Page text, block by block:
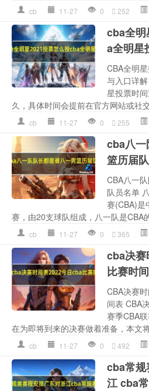
cb 11-27 0 252
cba全
a全明星
CBA全明
与入口详
星投票时
久，具体时间会提前在官方网站或社
cb 11-27 0 255
cba八一
篮历届
CBA八一
队员名单
赛(CBA)是
赛，由20支球队组成，八一队是CBA
cb 11-27 0 365
cba决
比赛时
CBA决赛
间表 CBA
赛季CBA
在为即将到来的决赛做着准备，本文
cb 11-27 0 492
cba常规
江 cba